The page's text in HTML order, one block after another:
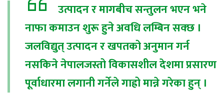
उत्पादन र मागबीच सन्तुलन भएन भने
नाफा कमाउन शुरू हुने अवधि लम्बिन सक्छ ।
जलविद्युत् उत्पादन र खपतको अनुमान गर्न
नसकिने नेपालजस्तो विकासशील देशमा प्रसारण
पूर्वाधारमा लगानी गर्नेले गाह्रो मान्ने गरेका हुन् ।